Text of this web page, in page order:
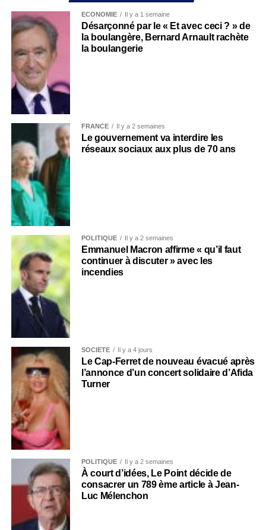
ECONOMIE Il y a 1 semaine
Désarçonné par le « Et avec ceci ? » de
la boulangère, Bernard Arnault rachète
la boulangerie
FRANCE Il y a 2 semaines
Le gouvernement va interdire les
réseaux sociaux aux plus de 70 ans
POLITIQUE Il y a 2 semaines
Emmanuel Macron affirme « qu’il faut
continuer à discuter » avec les
incendies
SOCIÉTÉ Il y a 4 jours
Le Cap-Ferret de nouveau évacué après
l’annonce d’un concert solidaire d’Afida
Turner
POLITIQUE Il y a 2 semaines
À court d’idées, Le Point décide de
consacrer un 789 ème article à Jean-
Luc Mélenchon